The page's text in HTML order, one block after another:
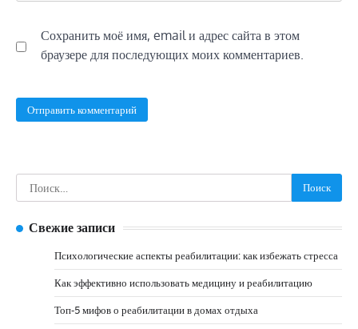
Сохранить моё имя, email и адрес сайта в этом
браузере для последующих моих комментариев.
Найти:
Свежие записи
Психологические аспекты реабилитации: как избежать стресса
Как эффективно использовать медицину и реабилитацию
Топ-5 мифов о реабилитации в домах отдыха